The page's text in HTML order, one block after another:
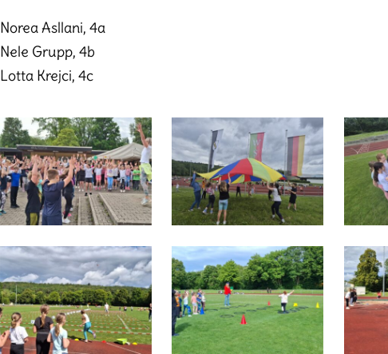
Norea Asllani, 4a
Nele Grupp, 4b
Lotta Krejci, 4c